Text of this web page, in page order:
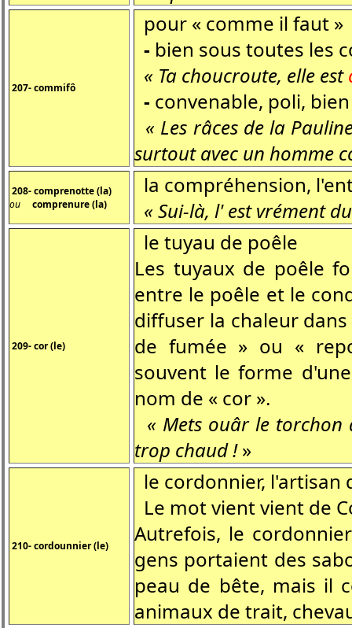
207- commifô
pour « comme il faut »
- bien sous toutes les
« Ta choucroute, elle est
- convenable, poli,
« Les râces de la
surtout avec un homme
208- comprenotte (la)
ou comprenure (la)
la compréhension,
« Sui-là, l' est vrément
209- cor (le)
le tuyau de poêle
Les tuyaux de poêle
entre le poêle et le
diffuser la chaleur
de fumée » ou «
souvent le forme
nom de « cor ».
« Mets ouâr le torchon
trop chaud !»
210- cordounnier (le)
le cordonnier, l'artisan
Le mot vient vient de
Autrefois, le
gens portaient des
peau de bête, mais il
animaux de trait,